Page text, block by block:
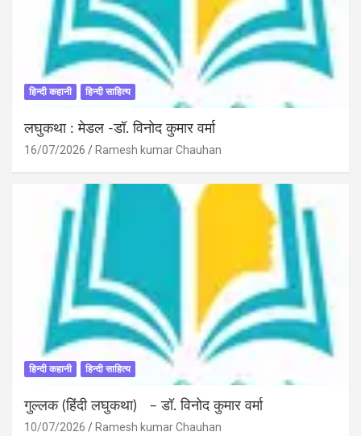
हिन्दी कहानी हिन्दी साहित्य
लघुकथा : मेडल -डॉ. विनोद कुमार वर्मा
16/07/2026 Ramesh kumar Chauhan
हिन्दी कहानी हिन्दी साहित्य
गुल्लक (हिंदी लघुकथा) – डॉ. विनोद कुमार वर्मा
10/07/2026 Ramesh kumar Chauhan